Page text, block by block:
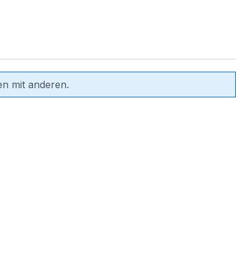
mit anderen.